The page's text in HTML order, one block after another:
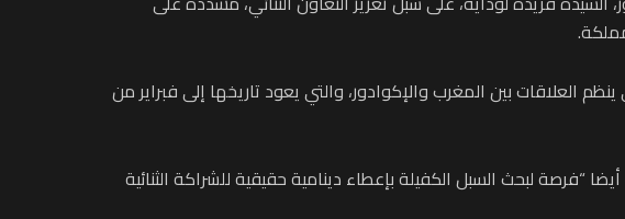
العلاقات بين المغرب والإكوادور، والتي يعود تاريخها إلى فبراير من
“فرصة لبحث السبل الكفيلة بإعطاء دينامية حقيقية للشراكة الثنائية